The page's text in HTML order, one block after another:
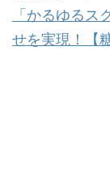
「かるゆるス
せを実現！【